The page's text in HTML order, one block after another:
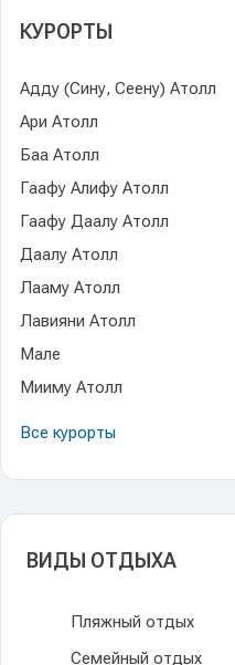
КУРОРТЫ
Адду (Сину, Сеену) Атолл
Ари Атолл
Баа Атолл
Гаафу Алифу Атолл
Гаафу Даалу Атолл
Даалу Атолл
Лааму Атолл
Лавияни Атолл
Мале
Мииму Атолл
Все курорты
ВИДЫ ОТДЫХА
Пляжный отдых
Семейный отдых